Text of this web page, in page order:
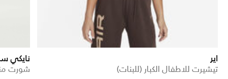
اير
تيشيرت للاطفال الكبار (للبنات)
نايكي
شورت